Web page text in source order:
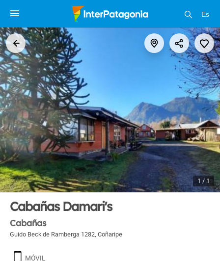
Es
1 / 1
Cabañas Damari's
Cabañas
Guido Beck de Ramberga 1282, Coñaripe
MÓVIL